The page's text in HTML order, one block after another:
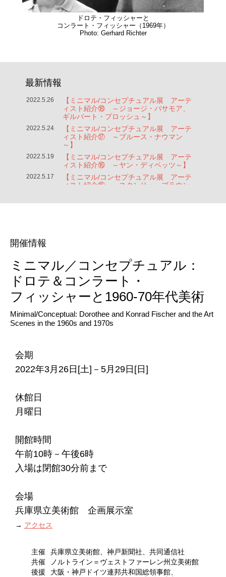
ドロテ・フィッシャーと
コンラート・フィッシャー（1969年）
Photo: Gerhard Richter
最新情報
開催情報
ミニマル／コンセプチュアル：
ドロテ＆コンラート・
フィッシャーと 1960-70年代美術
Minimal/Conceptual: Dorothee and Konrad Fischer and the Art
Scenes in the 1960s and 1970s
会期
2022年3月26日[土]－5月29日[日]
休館日
月曜日
開館時間
午前10時－午後6時
入場は閉館30分前まで
会場
兵庫県立美術館 企画展示室
→ アクセス
主催 兵庫県立美術館、神戸新聞社、 共同通信社
共催
ノルトライン＝ヴェストファーレン州立美術館
後援
大阪・神戸ドイツ連邦共和国総領事館、